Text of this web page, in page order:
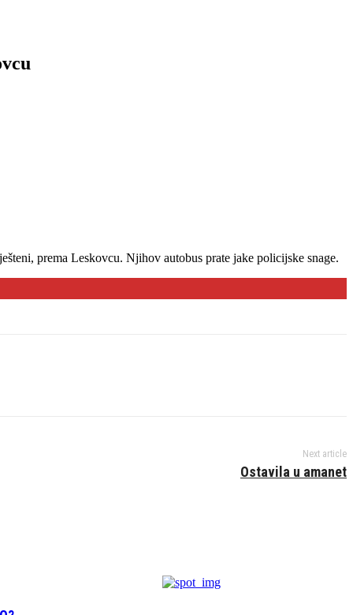
prema Leskovcu. Njihov autobus prate jake policijske snage.
Next article
Ostavila u amanet